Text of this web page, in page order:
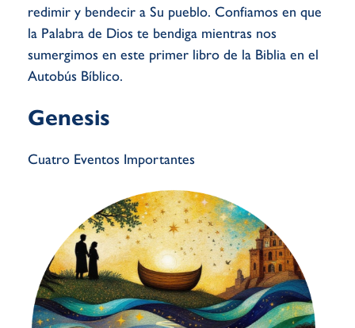
redimir y bendecir a Su pueblo. Confiamos en que
la Palabra de Dios te bendiga mientras nos
sumergimos en este primer libro de la Biblia en el
Autobús Bíblico.
Genesis
Cuatro Eventos Importantes